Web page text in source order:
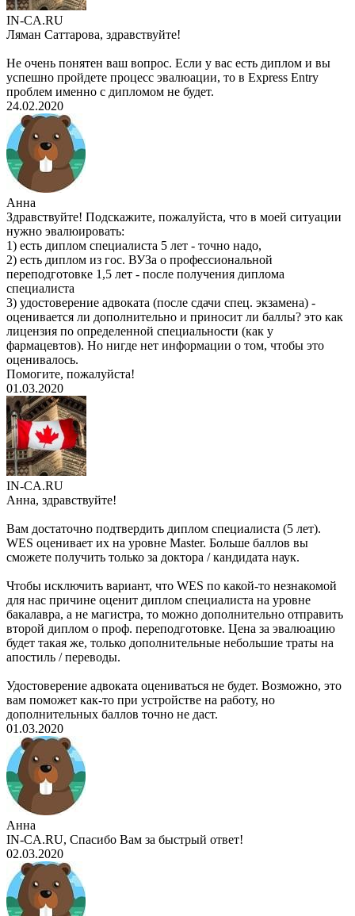
IN-CA.RU
Ляман Саттарова, здравствуйте!
Не очень понятен ваш вопрос. Если у вас есть диплом и вы
успешно пройдете процесс эвалюации, то в Express Entry
проблем именно с дипломом не будет.
24.02.2020
Анна
Здравствуйте! Подскажите, пожалуйста, что в моей ситуации
нужно эвалюировать:
1) есть диплом специалиста 5 лет - точно надо,
2) есть диплом из гос. ВУЗа о профессиональной
переподготовке 1,5 лет - после получения диплома
специалиста
3) удостоверение адвоката (после сдачи спец. экзамена) -
оценивается ли дополнительно и приносит ли баллы? это как
лицензия по определенной специальности (как у
фармацевтов). Но нигде нет информации о том, чтобы это
оценивалось.
Помогите, пожалуйста!
01.03.2020
IN-CA.RU
Анна, здравствуйте!
Вам достаточно подтвердить диплом специалиста (5 лет).
WES оценивает их на уровне Master. Больше баллов вы
сможете получить только за доктора / кандидата наук.
Чтобы исключить вариант, что WES по какой-то незнакомой
для нас причине оценит диплом специалиста на уровне
бакалавра, а не магистра, то можно дополнительно отправить
второй диплом о проф. переподготовке. Цена за эвалюацию
будет такая же, только дополнительные небольшие траты на
апостиль / переводы.
Удостоверение адвоката оцениваться не будет. Возможно, это
вам поможет как-то при устройстве на работу, но
дополнительных баллов точно не даст.
01.03.2020
Анна
IN-CA.RU, Спасибо Вам за быстрый ответ!
02.03.2020